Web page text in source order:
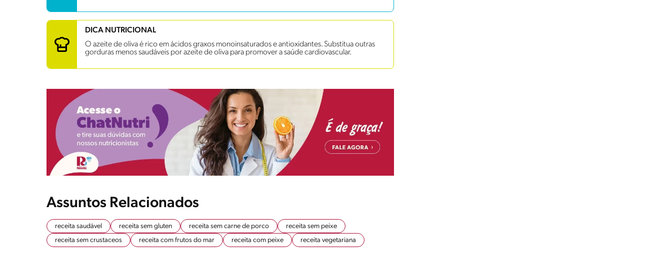
DICA NUTRICIONAL
O azeite de oliva é rico em ácidos graxos monoinsaturados e antioxidantes. Substitua outras
gorduras menos saudáveis por azeite de oliva para promover a saúde cardiovascular.
Assuntos Relacionados
receita saudável receita sem gluten receita sem carne de porco
receita sem peixe
receita sem crustaceos
receita com frutos do mar receita com peixe receita vegetariana